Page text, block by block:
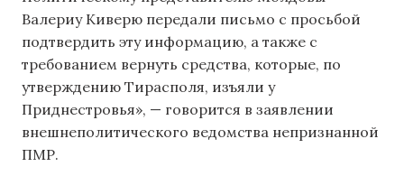
Валериу Киверю передали письмо с просьбой
подтвердить эту информацию, а также с
требованием вернуть средства, которые, по
утверждению Тирасполя, изъяли у
Приднестровья», — говорится в заявлении
внешнеполитического ведомства непризнанной
ПМР.